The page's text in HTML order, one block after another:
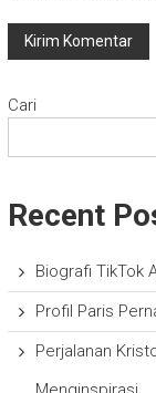
Cari
Recent
Biografi TikTok
Profil Paris
Perjalanan